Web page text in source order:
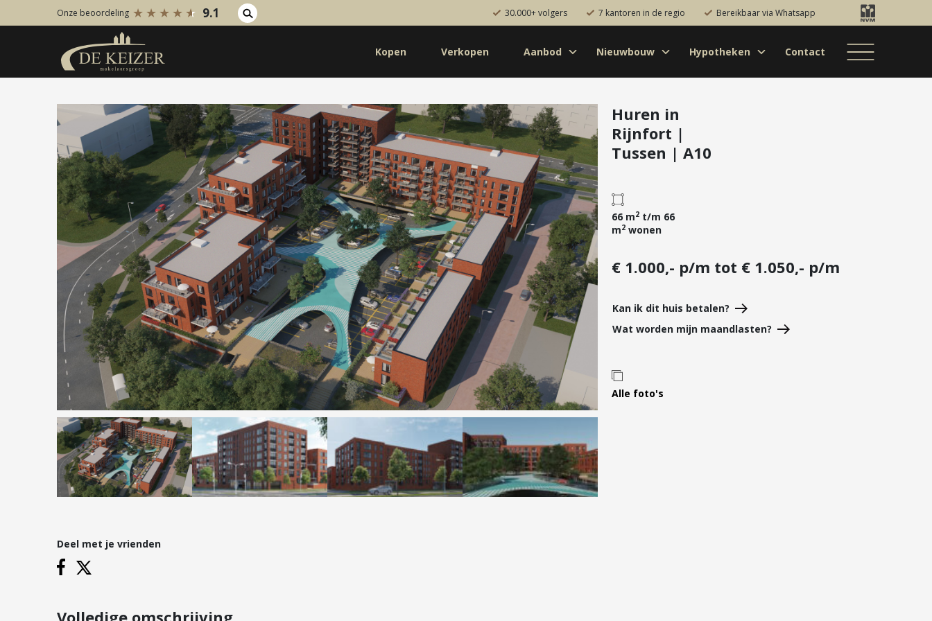
Koopaanbod
Bestaande bouw
Internationaal
Nieuwbouw
Bedrijfsaanbod
Huuraanbod
Bestaande bouw
Internationaal
Nieuwbouw
Bedrijfsaanbod
Diensten
Kopen
Verkopen
Huren
Verhuren
Taxeren
Verzekeren
Projectontwikkelaars
Particulieren
Hypotheken
Hypotheekadvies
Hypotheek oversluiten
Hypotheek verhogen
Starterslening
Financiële check
Banken
Duurzame hypotheek
Reviews Contact Leer ons kennen
Vestigingen
Onze beoordeling 9.1 30.000+ volgers 7 kantoren in de regio Bereikbaar via Whatsapp
Kopen Verkopen Aanbod
Bestaande bouw
Nieuwbouw
Bedrijfsaanbod
Internationaal
Nieuwbouw
Bedrijfsaanbod
Nieuwbouw Hypotheken Contact
Huren in
Rijnfort |
Tussen | A10
66 m2 t/m 66
m2 wonen
€ 1.000,- p/m tot € 1.050,- p/m
Kan ik dit huis betalen?
Wat worden mijn maandlasten?
Alle foto's
Deel met je vrienden
Volledige omschrijving